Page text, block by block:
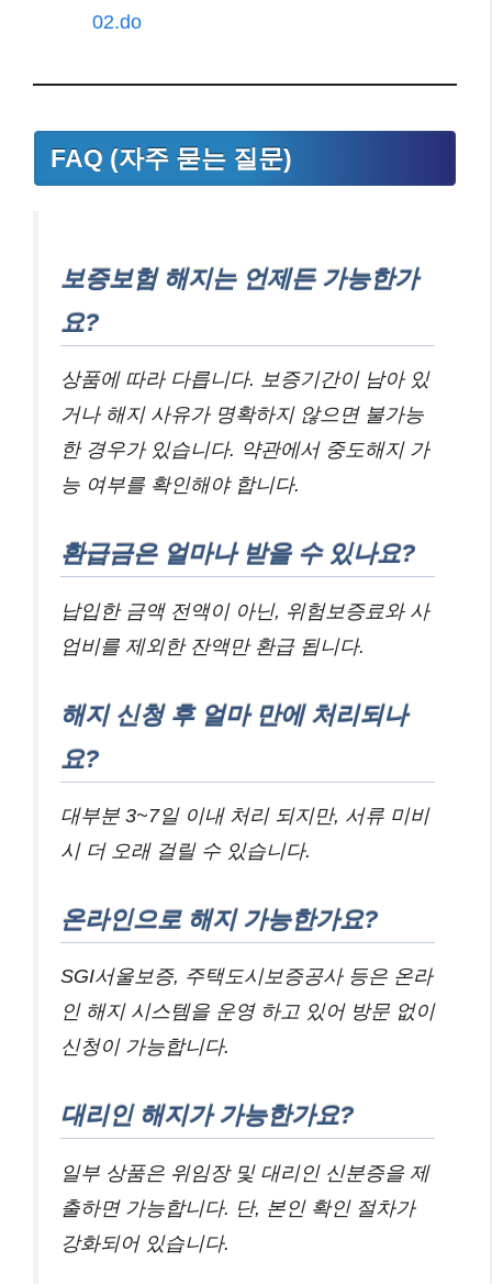
02.do
FAQ (자주 묻는 질문)
보증보험 해지는 언제든 가능한가
요?
상품에 따라 다릅니다. 보증기간이 남아 있
거나 해지 사유가 명확하지 않으면 불가능
한 경우가 있습니다. 약관에서 중도해지 가
능 여부를 확인해야 합니다.
환급금은 얼마나 받을 수 있나요?
납입한 금액 전액이 아닌, 위험보증료와 사
업비를 제외한 잔액만 환급 됩니다.
해지 신청 후 얼마 만에 처리되나
요?
대부분 3~7일 이내 처리 되지만, 서류 미비
시 더 오래 걸릴 수 있습니다.
온라인으로 해지 가능한가요?
SGI서울보증, 주택도시보증공사 등은 온라
인 해지 시스템을 운영 하고 있어 방문 없이
신청이 가능합니다.
대리인 해지가 가능한가요?
일부 상품은 위임장 및 대리인 신분증을 제
출하면 가능합니다. 단, 본인 확인 절차가
강화되어 있습니다.